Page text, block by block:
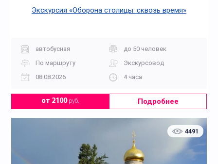
Экскурсия «Оборона столицы: сквозь время»
автобусная
до 50 человек
По маршруту
Экскурсовод
08.08.2026
4 часа
от 2100руб. Подробнее
4491